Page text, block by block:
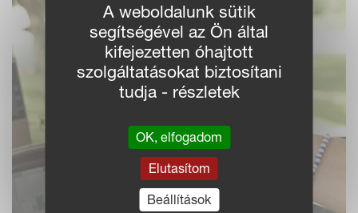
A weboldalunk sütik
segítségével az Ön által
kifejezetten óhajtott
szolgáltatásokat biztosítani
tudja - részletek
OK, elfogadom
Elutasítom
Beállítások